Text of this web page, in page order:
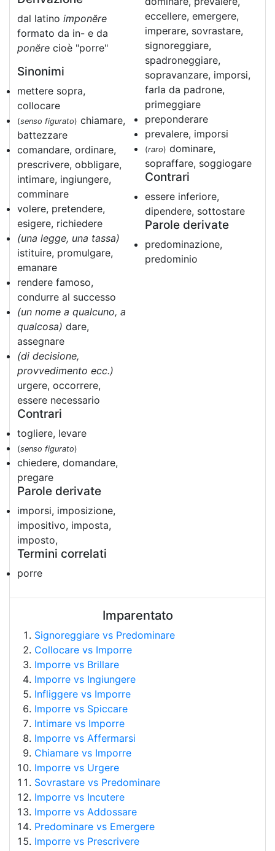
dal latino imponĕre
formato da in- e da
ponĕre cioè "porre"
Sinonimi
mettere sopra,
collocare
(senso figurato) chiamare,
battezzare
comandare, ordinare,
prescrivere, obbligare,
intimare, ingiungere,
comminare
volere, pretendere,
esigere, richiedere
(una legge, una tassa)
istituire, promulgare,
emanare
rendere famoso,
condurre al successo
(un nome a qualcuno, a
qualcosa) dare,
assegnare
(di decisione,
provvedimento ecc.)
urgere, occorrere,
essere necessario
Contrari
togliere, levare
(senso figurato)
chiedere, domandare,
pregare
Parole derivate
imporsi, imposizione,
impositivo, imposta,
imposto,
Termini correlati
porre
eccellere, emergere,
imperare, sovrastare,
signoreggiare,
spadroneggiare,
sopravanzare, imporsi,
farla da padrone,
primeggiare
preponderare
prevalere, imporsi
(raro) dominare,
sopraffare, soggiogare
Contrari
essere inferiore,
dipendere, sottostare
Parole derivate
predominazione,
predominio
Imparentato
Signoreggiare vs Predominare
Collocare vs Imporre
Imporre vs Brillare
Imporre vs Ingiungere
Infliggere vs Imporre
Imporre vs Spiccare
Intimare vs Imporre
Imporre vs Affermarsi
Chiamare vs Imporre
Imporre vs Urgere
Sovrastare vs Predominare
Imporre vs Incutere
Imporre vs Addossare
Predominare vs Emergere
Imporre vs Prescrivere